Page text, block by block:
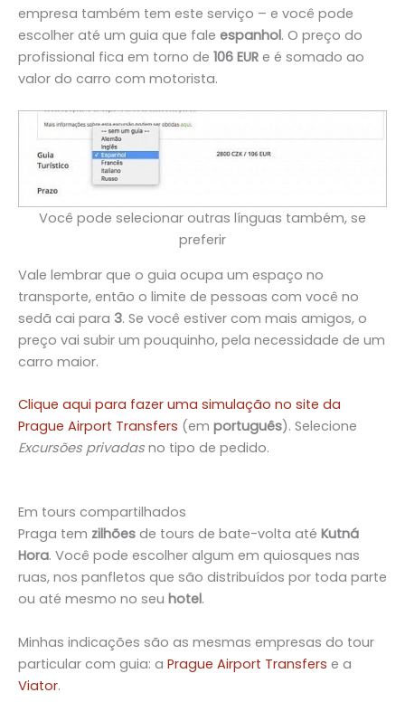
empresa também tem este serviço – e você pode
escolher até um guia que fale espanhol. O preço do
profissional fica em torno de 106 EUR e é somado ao
valor do carro com motorista.
Você pode selecionar outras línguas também, se
preferir
Vale lembrar que o guia ocupa um espaço no
transporte, então o limite de pessoas com você no
sedã cai para 3. Se você estiver com mais amigos, o
preço vai subir um pouquinho, pela necessidade de um
carro maior.
Clique aqui para fazer uma simulação no site da
Prague Airport Transfers (em português). Selecione
Excursões privadas no tipo de pedido.
Em tours compartilhados
Praga tem zilhões de tours de bate-volta até Kutná
Hora. Você pode escolher algum em quiosques nas
ruas, nos panfletos que são distribuídos por toda parte
ou até mesmo no seu hotel.
Minhas indicações são as mesmas empresas do tour
particular com guia: a Prague Airport Transfers e a
Viator.